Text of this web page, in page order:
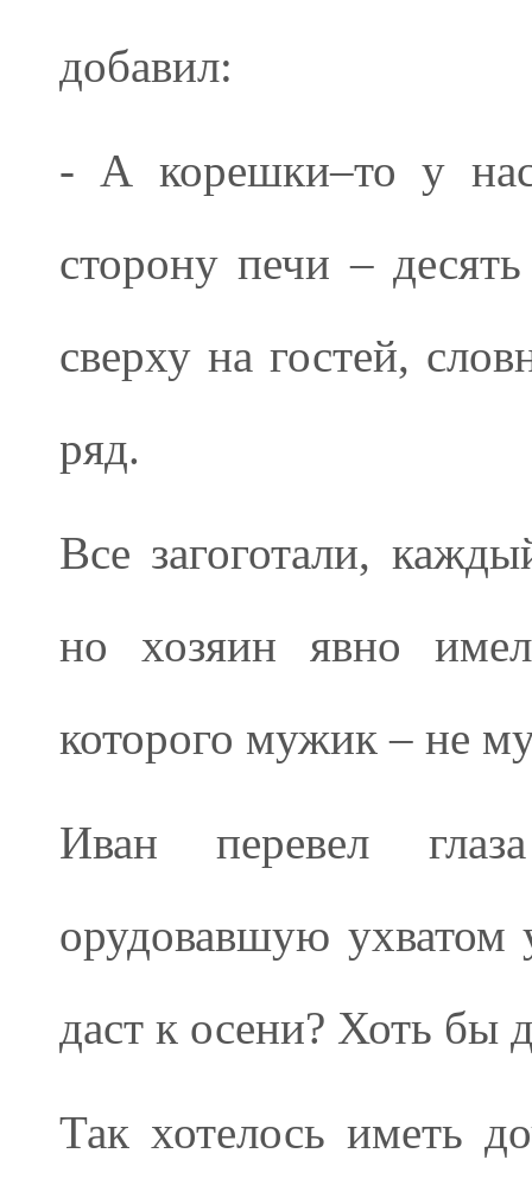
добавил:
- А корешки–то у
сторону печи –
сверху на гостей,
ряд.
Все загоготали,
но хозяин явно
которого мужик – не
Иван перевел
орудовавшую
даст к осени? Хоть бы
Так хотелось иметь